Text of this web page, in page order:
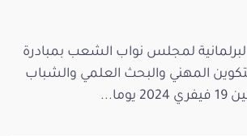
لمجلس نواب الشعب بمبادرة
المهني والبحث العلمي والشباب